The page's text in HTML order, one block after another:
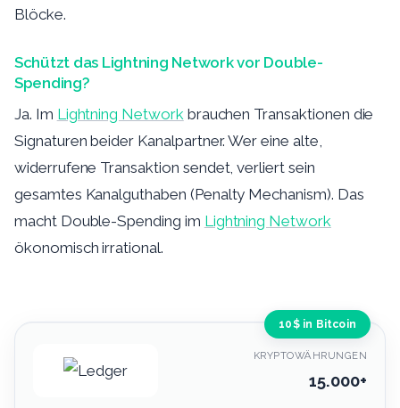
Blöcke.
Schützt das Lightning Network vor Double-
Spending?
Ja. Im Lightning Networkbrauchen Transaktionen die
Signaturen beider Kanalpartner. Wer eine alte,
widerrufene Transaktion sendet, verliert sein
gesamtes Kanalguthaben (Penalty Mechanism). Das
macht Double-Spending im Lightning Network
ökonomisch irrational.
10$ in Bitcoin
KRYPTOWÄHRUNGEN
15.000+